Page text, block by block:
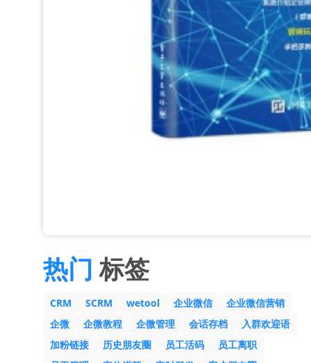
热门 标签
CRM SCRM wetool 企业微信
企业微信营销
企微
企微教程 企微管理 会话存档
入群欢迎语
加粉链接
历史朋友圈 员工活码
员工离职